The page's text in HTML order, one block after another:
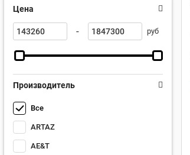
Цена
- руб
Производитель
Все
ARTAZ
AE&T